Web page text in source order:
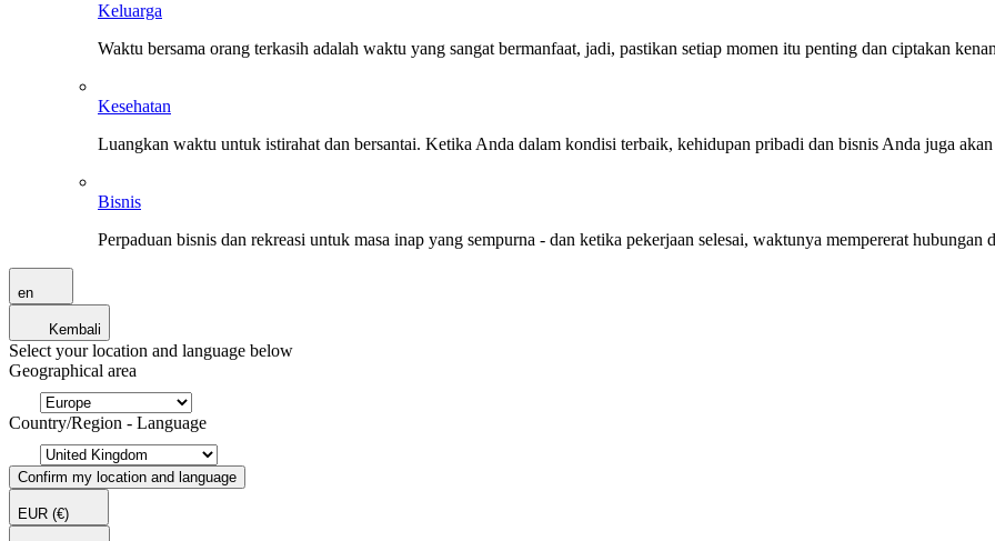
Keluarga
Waktu bersama orang terkasih adalah waktu yang sangat bermanfaat, jadi, pastikan setiap momen itu penting dan ciptakan
Kesehatan
Luangkan waktu untuk istirahat dan bersantai. Ketika Anda dalam kondisi terbaik, kehidupan pribadi dan bisnis Anda juga
Bisnis
Perpaduan bisnis dan rekreasi untuk masa inap yang sempurna - dan ketika pekerjaan selesai, waktunya mempererat hubungan
en
Kembali
Select your location and language below
Geographical area
Country/Region - Language
Confirm my location and language
EUR (€)